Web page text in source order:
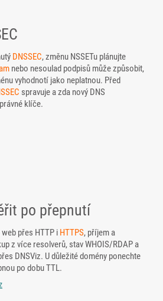
DNSSEC, změnu NSSETu plánujte
nebo nesoulad podpisů může způsobit,
vyhodnotí jako neplatnou. Před
spravuje a zda nový DNS
klíče.
po přepnutí
přes HTTP i HTTPS, příjem a
z více resolverů, stav WHOIS/RDAP a
DNSViz. U důležité domény ponechte
po dobu TTL.